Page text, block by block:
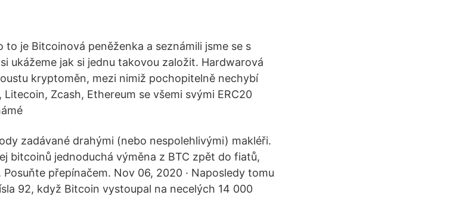
to je Bitcoinová peněženka a seznámili jsme se s
ukážeme jak si jednu takovou založit. Hardwarová
kryptoměn, mezi nimiž pochopitelně nechybí
Zcash, Ethereum se všemi svými ERC20
zadávané drahými (nebo nespolehlivými) makléři.
bitcoinů jednoduchá výměna z BTC zpět do fiatů,
přepínačem. Nov 06, 2020 · Naposledy tomu
92, když Bitcoin vystoupal na necelých 14 000